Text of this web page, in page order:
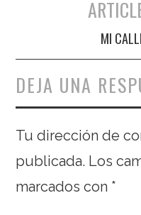
MI
DEJA UNA
Tu dirección de
publicada. Los
marcados con *